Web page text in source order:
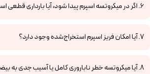
6. اگر در میکروتسه اسپرم پیدا شود، آیا بارداری قطعی است؟
7. آیا امکان فریز اسپرم استخراج‌شده وجود دارد؟
8. آیا میکروتسه خطر ناباروری کامل یا آسیب جدی به بیضه دارد؟